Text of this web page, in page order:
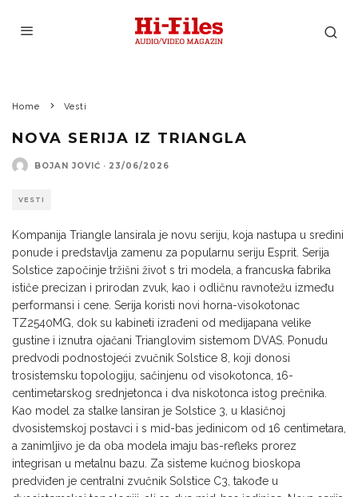
Home Vesti
NOVA SERIJA IZ TRIANGLA
BOJAN JOVIĆ · 23/06/2026
VESTI
Kompanija Triangle lansirala je novu seriju, koja nastupa u sredini
ponude i predstavlja zamenu za popularnu seriju Esprit. Serija
Solstice započinje tržišni život s tri modela, a francuska fabrika
ističe precizan i prirodan zvuk, kao i odličnu ravnotežu između
performansi i cene. Serija koristi novi horna-visokotonac
TZ2540MG, dok su kabineti izrađeni od medijapana velike
gustine i iznutra ojačani Trianglovim sistemom DVAS. Ponudu
predvodi podnostojeći zvučnik Solstice 8, koji donosi
trosistemsku topologiju, sačinjenu od visokotonca, 16-
centimetarskog srednjetonca i dva niskotonca istog prečnika.
Kao model za stalke lansiran je Solstice 3, u klasičnoj
dvosistemskoj postavci i s mid-bas jedinicom od 16 centimetara,
a zanimljivo je da oba modela imaju bas-refleks prorez
integrisan u metalnu bazu. Za sisteme kućnog bioskopa
predviđen je centralni zvučnik Solstice C3, takođe u